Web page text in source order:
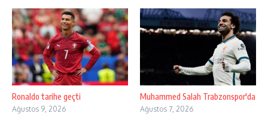
Ronaldo tarihe geçti
Ağustos 9, 2026
Muhammed Salah Trabzonspor'da
Ağustos 7, 2026